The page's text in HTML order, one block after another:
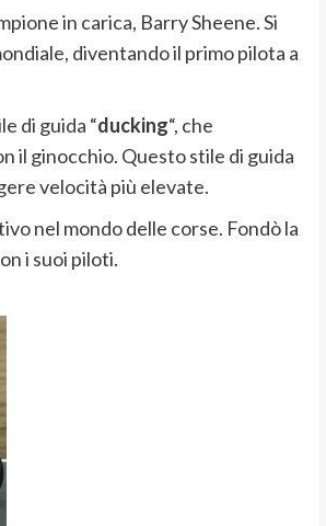
in carica, Barry Sheene. Si
diventando il primo pilota a
di guida “ducking“, che
il ginocchio. Questo stile di guida
velocità più elevate.
nel mondo delle corse. Fondò la
i suoi piloti.